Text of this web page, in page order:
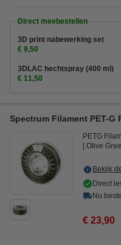
Direct meebestellen
3D print nabewerking set
€ 9,50
3DLAC hechtspray (400 ml)
€ 11,50
Spectrum Filament PET-G
PETG
Olive
Bekijk
Direct
Nu
€ 23,90